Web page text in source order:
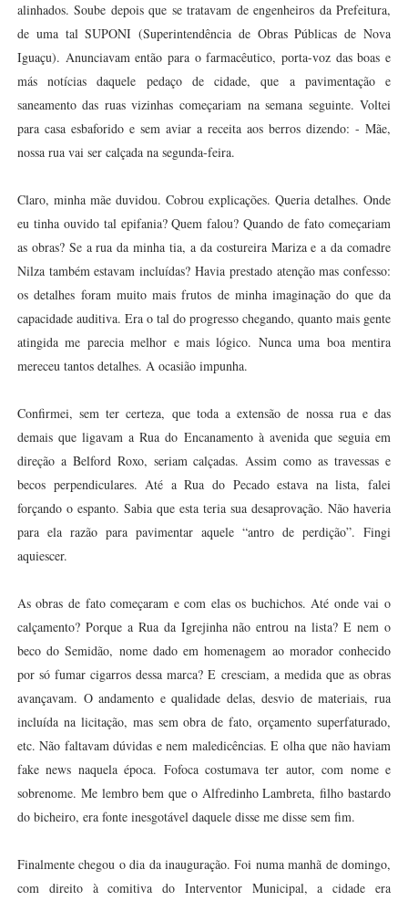
alinhados. Soube depois que se tratavam de engenheiros da Prefeitura,
de uma tal SUPONI (Superintendência de Obras Públicas de Nova
Iguaçu). Anunciavam então para o farmacêutico, porta-voz das boas e
más notícias daquele pedaço de cidade, que a pavimentação e
saneamento das ruas vizinhas começariam na semana seguinte. Voltei
para casa esbaforido e sem aviar a receita aos berros dizendo: - Mãe,
nossa rua vai ser calçada na segunda-feira.
Claro, minha mãe duvidou. Cobrou explicações. Queria detalhes. Onde
eu tinha ouvido tal epifania? Quem falou? Quando de fato começariam
as obras? Se a rua da minha tia, a da costureira Mariza e a da comadre
Nilza também estavam incluídas? Havia prestado atenção mas confesso:
os detalhes foram muito mais frutos de minha imaginação do que da
capacidade auditiva. Era o tal do progresso chegando, quanto mais gente
atingida me parecia melhor e mais lógico. Nunca uma boa mentira
mereceu tantos detalhes. A ocasião impunha.
Confirmei, sem ter certeza, que toda a extensão de nossa rua e das
demais que ligavam a Rua do Encanamento à avenida que seguia em
direção a Belford Roxo, seriam calçadas. Assim como as travessas e
becos perpendiculares. Até a Rua do Pecado estava na lista, falei
forçando o espanto. Sabia que esta teria sua desaprovação. Não haveria
para ela razão para pavimentar aquele “antro de perdição”. Fingi
aquiescer.
As obras de fato começaram e com elas os buchichos. Até onde vai o
calçamento? Porque a Rua da Igrejinha não entrou na lista? E nem o
beco do Semidão, nome dado em homenagem ao morador conhecido
por só fumar cigarros dessa marca? E cresciam, a medida que as obras
avançavam. O andamento e qualidade delas, desvio de materiais, rua
incluída na licitação, mas sem obra de fato, orçamento superfaturado,
etc. Não faltavam dúvidas e nem maledicências. E olha que não haviam
fake news naquela época. Fofoca costumava ter autor, com nome e
sobrenome. Me lembro bem que o Alfredinho Lambreta, filho bastardo
do bicheiro, era fonte inesgotável daquele disse me disse sem fim.
Finalmente chegou o dia da inauguração. Foi numa manhã de domingo,
com direito à comitiva do Interventor Municipal, a cidade era